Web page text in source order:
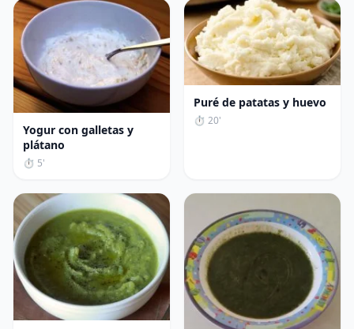
Yogur con galletas y
plátano
⏱ 5'
Puré de patatas y huevo
⏱ 20'